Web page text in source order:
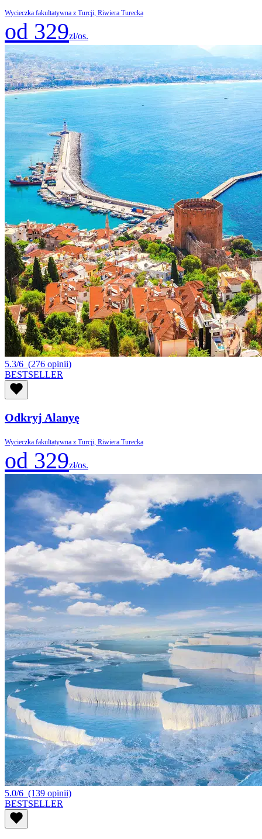
Wycieczka fakultatywna z Turcji, Riwiera Turecka
od 329zł/os.
5.3/6 (276 opinii)
BESTSELLER
Odkryj Alanyę
Wycieczka fakultatywna z Turcji, Riwiera Turecka
od 329zł/os.
5.0/6 (139 opinii)
BESTSELLER